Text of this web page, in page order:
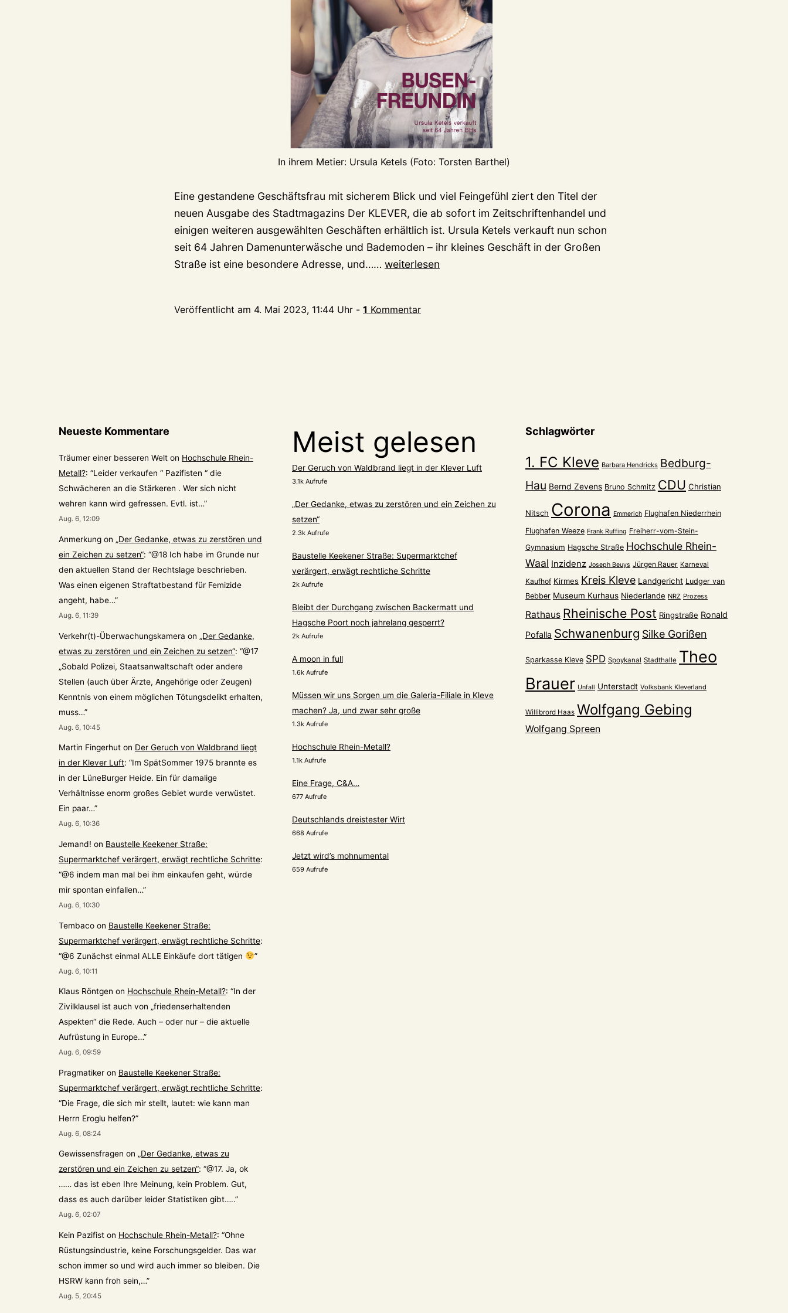
In ihrem Metier: Ursula Ketels (Foto: Torsten Barthel)
Eine gestandene Geschäftsfrau mit sicherem Blick und viel Feingefühl ziert den Titel der
neuen Ausgabe des Stadtmagazins Der KLEVER, die ab sofort im Zeitschriftenhandel und
einigen weiteren ausgewählten Geschäften erhältlich ist. Ursula Ketels verkauft nun schon
seit 64 Jahren Damenunterwäsche und Bademoden – ihr kleines Geschäft in der Großen
Straße ist eine besondere Adresse, und…… Der
–
weiterlesen
Veröffentlicht am 4. Mai 2023, 11:44 Uhr - 1 Kommentar
Neueste Kommentare
Träumer einer besseren Welt on Hochschule Rhein-
Metall?: “Leider verkaufen “ Pazifisten “ die
Schwächeren an die Stärkeren . Wer sich nicht
wehren kann wird gefressen. Evtl. ist…”
Aug. 6, 12:09
Anmerkung on „Der Gedanke, etwas zu zerstören und
ein Zeichen zu setzen“: “@18 Ich habe im Grunde nur
den aktuellen Stand der Rechtslage beschrieben.
Was einen eigenen Straftatbestand für Femizide
angeht, habe…”
Aug. 6, 11:39
Verkehr(t)-Überwachungskamera on „Der Gedanke,
etwas zu zerstören und ein Zeichen zu setzen“: “@17
„Sobald Polizei, Staatsanwaltschaft oder andere
Stellen (auch über Ärzte, Angehörige oder Zeugen)
Kenntnis von einem möglichen Tötungsdelikt erhalten,
muss…”
Aug. 6, 10:45
Martin Fingerhut on Der Geruch von Waldbrand liegt
in der Klever Luft: “Im SpätSommer 1975 brannte es
in der LüneBurger Heide. Ein für damalige
Verhältnisse enorm großes Gebiet wurde verwüstet.
Ein paar…”
Aug. 6, 10:36
Jemand! on Baustelle Keekener Straße:
Supermarktchef verärgert, erwägt rechtliche Schritte:
“@6 indem man mal bei ihm einkaufen geht, würde
mir spontan einfallen…”
Aug. 6, 10:30
Tembaco on Baustelle Keekener Straße:
Supermarktchef verärgert, erwägt rechtliche Schritte:
“@6 Zunächst einmal ALLE Einkäufe dort tätigen ”
Aug. 6, 10:11
Klaus Röntgen on Hochschule Rhein-Metall?: “In der
Zivilklausel ist auch von „friedenserhaltenden
Aspekten“ die Rede. Auch – oder nur – die aktuelle
Aufrüstung in Europe…”
Aug. 6, 09:59
Pragmatiker on Baustelle Keekener Straße:
Supermarktchef verärgert, erwägt rechtliche Schritte:
“Die Frage, die sich mir stellt, lautet: wie kann man
Herrn Eroglu helfen?”
Aug. 6, 08:24
Gewissensfragen on „Der Gedanke, etwas zu
zerstören und ein Zeichen zu setzen“: “@17. Ja, ok
…… das ist eben Ihre Meinung, kein Problem. Gut,
dass es auch darüber leider Statistiken gibt…..”
Aug. 6, 02:07
Kein Pazifist on Hochschule Rhein-Metall?: “Ohne
Rüstungsindustrie, keine Forschungsgelder. Das war
schon immer so und wird auch immer so bleiben. Die
HSRW kann froh sein,…”
Aug. 5, 20:45
Meist gelesen
Der Geruch von Waldbrand liegt in der Klever Luft
3.1k Aufrufe
„Der Gedanke, etwas zu zerstören und ein Zeichen zu
setzen“
2.3k Aufrufe
Baustelle Keekener Straße: Supermarktchef
verärgert, erwägt rechtliche Schritte
2k Aufrufe
Bleibt der Durchgang zwischen Backermatt und
Hagsche Poort noch jahrelang gesperrt?
2k Aufrufe
A moon in full
1.6k Aufrufe
Müssen wir uns Sorgen um die Galeria-Filiale in Kleve
machen? Ja, und zwar sehr große
1.3k Aufrufe
Hochschule Rhein-Metall?
1.1k Aufrufe
Eine Frage, C&A…
677 Aufrufe
Deutschlands dreistester Wirt
668 Aufrufe
Jetzt wird’s mohnumental
659 Aufrufe
Schlagwörter
1. FC Kleve Barbara Hendricks Bedburg-
Hau Bernd Zevens Bruno Schmitz CDU Christian
Nitsch Corona Emmerich Flughafen Niederrhein
Flughafen Weeze Frank Ruffing Freiherr-vom-Stein-
Gymnasium Hagsche Straße Hochschule Rhein-
Waal Inzidenz Joseph Beuys Jürgen Rauer Karneval
Kaufhof Kirmes Kreis Kleve Landgericht Ludger van
Bebber Museum Kurhaus Niederlande NRZ Prozess
Rathaus Rheinische Post Ringstraße Ronald
Pofalla Schwanenburg Silke Gorißen
Sparkasse Kleve SPD Spoykanal Stadthalle Theo
Brauer Unfall Unterstadt Volksbank Kleverland
Willibrord Haas Wolfgang Gebing
Wolfgang Spreen